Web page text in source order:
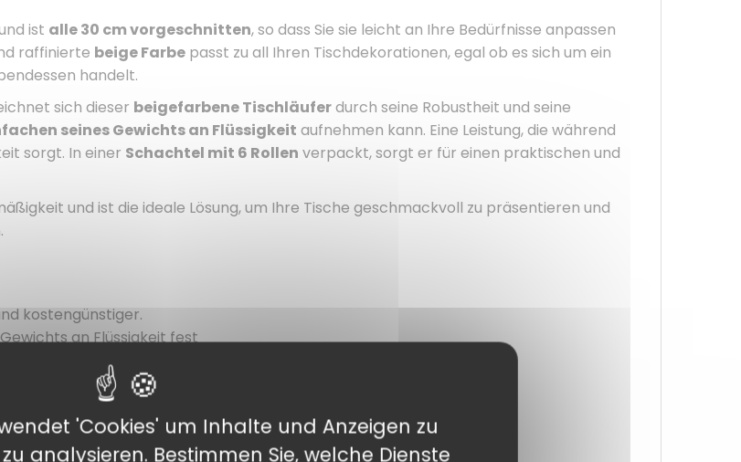
ist alle 30 cm vorgeschnitten, so dass Sie sie leicht an Ihre Bedürfnisse anpassen
raffinierte beige Farbe passt zu all Ihren Tischdekorationen, egal ob es sich um ein
handelt.
sich dieser beigefarbene Tischläuferdurch seine Robustheit und seine
seines Gewichts an Flüssigkeit aufnehmen kann. Eine Leistung, die während
sorgt. In einer Schachtel mit 6 Rollen verpackt, sorgt er für einen praktischen und
und ist die ideale Lösung, um Ihre Tische geschmackvoll zu präsentieren und
kostengünstiger.
an Flüssigkeit fest
Verwendung
Buffets oder den Hausgebrauch
'Cookies' um Inhalte und Anzeigen zu
analysieren. Bestimmen Sie, welche Dienste